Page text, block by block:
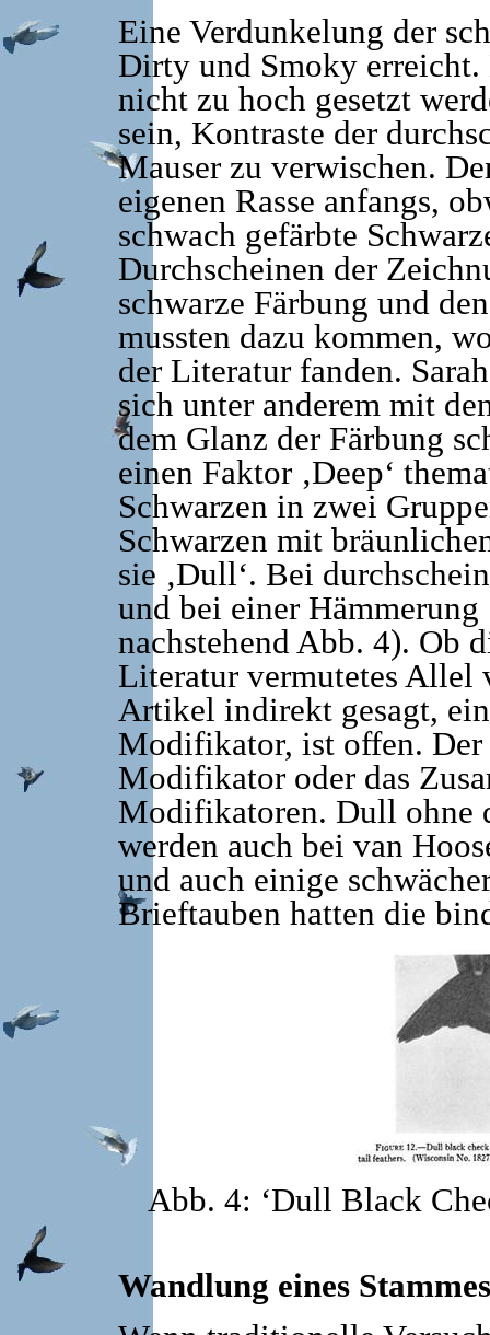
Eine Verdunkelung der
Dirty und Smoky
nicht zu hoch gesetzt
sein, Kontraste der
Mauser zu verwischen.
eigenen Rasse anfangs,
schwach gefärbte
Durchscheinen der
schwarze Färbung und
mussten dazu kommen,
der Literatur fanden.
sich unter anderem mit
dem Glanz der Färbung
einen Faktor ‚Deep‘
Schwarzen in zwei
Schwarzen mit
sie ‚Dull‘. Bei
und bei einer
nachstehend Abb. 4). Ob
Literatur vermutetes Allel
Artikel indirekt gesagt,
Modifikator, ist offen. Der
Modifikator oder das
Modifikatoren. Dull ohne
werden auch bei van
und auch einige
Brieftauben hatten die
Abb. 4: ‘Dull Black
Wandlung eines